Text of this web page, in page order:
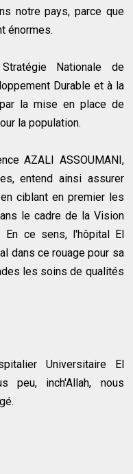
notre pays, parce que
énormes.
Nationale de
Durable et à la
la mise en place de
la population.
AZALI ASSOUMANI,
entend ainsi assurer
ciblant en premier les
le cadre de la Vision
En ce sens, l'hôpital El
dans ce rouage pour sa
les soins de qualités
Universitaire El
peu, inch'Allah, nous